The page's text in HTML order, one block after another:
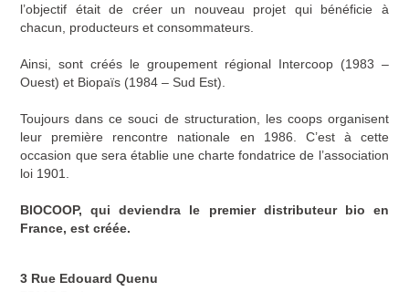
l’objectif était de créer un nouveau projet qui bénéficie à
chacun, producteurs et consommateurs.
Ainsi, sont créés le groupement régional Intercoop (1983 –
Ouest) et Biopaïs (1984 – Sud Est).
Toujours dans ce souci de structuration, les coops organisent
leur première rencontre nationale en 1986. C’est à cette
occasion que sera établie une charte fondatrice de l’association
loi 1901.
BIOCOOP, qui deviendra le premier distributeur bio en
France, est créée.
3 Rue Edouard Quenu